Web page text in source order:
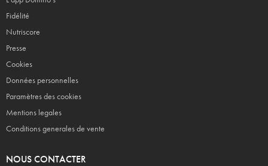
Fidélité
Nutriscore
Presse
Cookies
Données personnelles
Paramètres des cookies
Mentions legales
Conditions generales de vente
NOUS CONTACTER